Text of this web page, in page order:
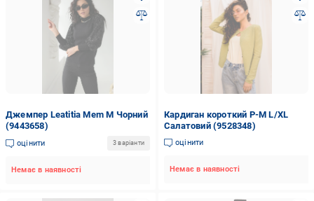
Джемпер Leatitia Mem M Чорний
(9443658)
оцінити 3 варіанти
Немає в наявності
Кардиган короткий P-M L/XL
Салатовий (9528348)
оцінити
Немає в наявності